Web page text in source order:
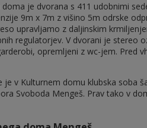
je dvorana s 411 udobnimi
9m x 7m z višino 5m odrske
upravljamo z daljinskim
regulatorjev. V dvorani je stereo
opremljeni z wc-jem. Pred
je v Kulturnem domu klubska soba
Svoboda Mengeš. Prav tako v